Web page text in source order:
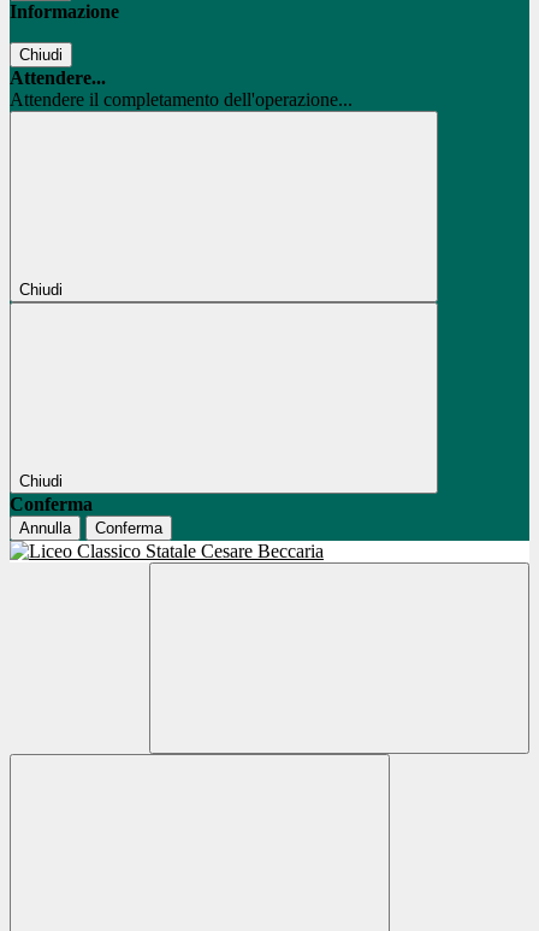
Informazione
Chiudi
Attendere...
Attendere il completamento dell'operazione...
Chiudi
Chiudi
Conferma
Annulla Conferma